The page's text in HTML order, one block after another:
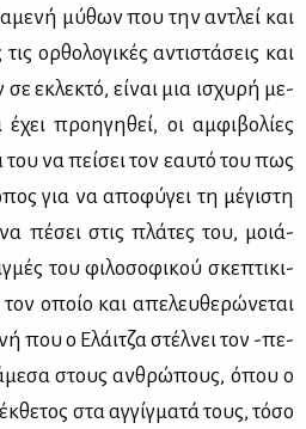
μύ­θων που την αντλεί και
ορ­θο­λο­γι­κές αντι­στά­σεις και
εκλε­κτό, εί­ναι μια ισχυ­ρή με­
προη­γη­θεί, οι αμ­φι­βο­λί­ες
να πεί­σει τον εαυ­τό του πως
για να απο­φύ­γει τη μέ­γι­στη
πέ­σει στις πλά­τες του, μοιά­
του φι­λο­σο­φι­κού σκε­πτι­κι­
οποίο και απε­λευ­θε­ρώ­νε­ται
που ο Ελάι­τζα στέλ­νει τον -πε­
στους αν­θρώ­πους, όπου ο
στα αγ­γίγ­μα­τά τους, τό­σο